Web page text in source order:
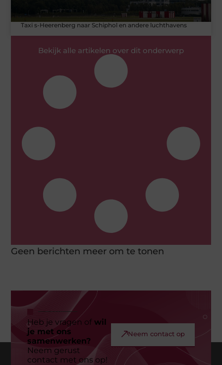
Taxi s-Heerenberg naar Schiphol en andere luchthavens
Bekijk alle artikelen over dit onderwerp
Geen berichten meer om te tonen
Heb je vragen ofwil
je met ons
samenwerken?
Neem gerust
contact met ons op!
Neem contact op